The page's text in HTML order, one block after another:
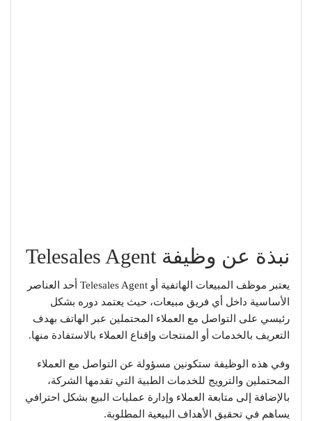
نبذة عن وظيفة Telesales Agent
يعتبر موظف المبيعات الهاتفية أو Telesales Agent أحد العناصر
الأساسية داخل أي فريق مبيعات، حيث يعتمد دوره بشكل
رئيسي على التواصل مع العملاء المحتملين عبر الهاتف بهدف
التعريف بالخدمات أو المنتجات وإقناع العملاء بالاستفادة منها.
وفي هذه الوظيفة ستكونين مسؤولة عن التواصل مع العملاء
المحتملين والترويج للخدمات الطبية التي تقدمها الشركة،
بالإضافة إلى متابعة العملاء وإدارة عمليات البيع بشكل احترافي
يساهم في تحقيق الأهداف البيعية المطلوبة.